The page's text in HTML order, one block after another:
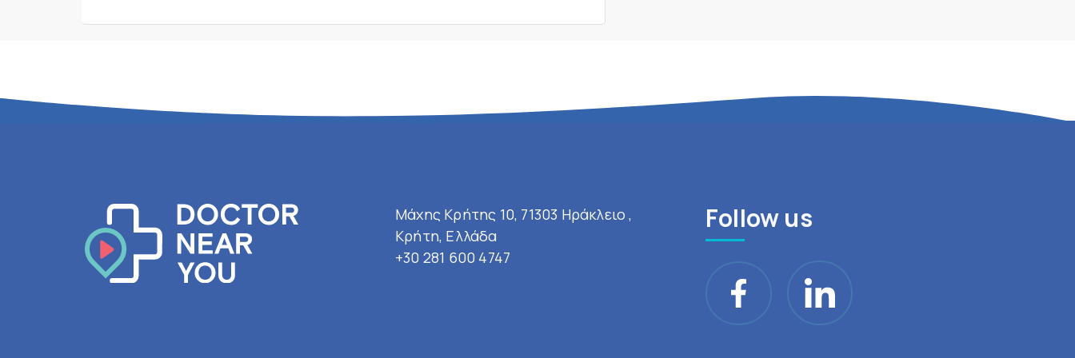
Μάχης Κρήτης 10, 71303 Ηράκλειο ,
Κρήτη, Ελλάδα
+30 281 600 4747
Follow us